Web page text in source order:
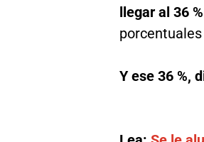
llegar al 36 %
Y ese 36 %,